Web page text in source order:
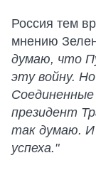
Россия тем
мнению
думаю, что
эту войну.
президент
так думаю. И
успеха."